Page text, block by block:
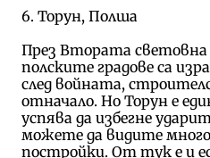
6. Торун, Полша
През Втората
полските градове са
след войната,
отначало. Но Торун е
успява да избегне
можете да видите много
постройки. От тук е и